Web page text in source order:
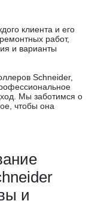
клиента и его
работ,
и варианты
Schneider,
Мы заботимся о
чтобы она
и